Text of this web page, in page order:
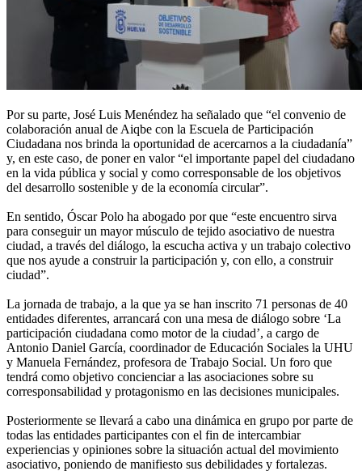
Por su parte, José Luis Menéndez ha señalado que “el convenio de
colaboración anual de Aiqbe con la Escuela de Participación
Ciudadana nos brinda la oportunidad de acercarnos a la ciudadanía”
y, en este caso, de poner en valor “el importante papel del ciudadano
en la vida pública y social y como corresponsable de los objetivos
del desarrollo sostenible y de la economía circular”.
En sentido, Óscar Polo ha abogado por que “este encuentro sirva
para conseguir un mayor músculo de tejido asociativo de nuestra
ciudad, a través del diálogo, la escucha activa y un trabajo colectivo
que nos ayude a construir la participación y, con ello, a construir
ciudad”.
La jornada de trabajo, a la que ya se han inscrito 71 personas de 40
entidades diferentes, arrancará con una mesa de diálogo sobre ‘La
participación ciudadana como motor de la ciudad’, a cargo de
Antonio Daniel García, coordinador de Educación Sociales la UHU
y Manuela Fernández, profesora de Trabajo Social. Un foro que
tendrá como objetivo concienciar a las asociaciones sobre su
corresponsabilidad y protagonismo en las decisiones municipales.
Posteriormente se llevará a cabo una dinámica en grupo por parte de
todas las entidades participantes con el fin de intercambiar
experiencias y opiniones sobre la situación actual del movimiento
asociativo, poniendo de manifiesto sus debilidades y fortalezas.